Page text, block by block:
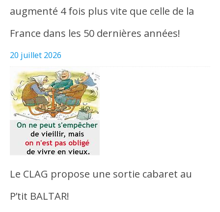
augmenté 4 fois plus vite que celle de la
France dans les 50 dernières années!
20 juillet 2026
Le CLAG propose une sortie cabaret au
P’tit BALTAR!